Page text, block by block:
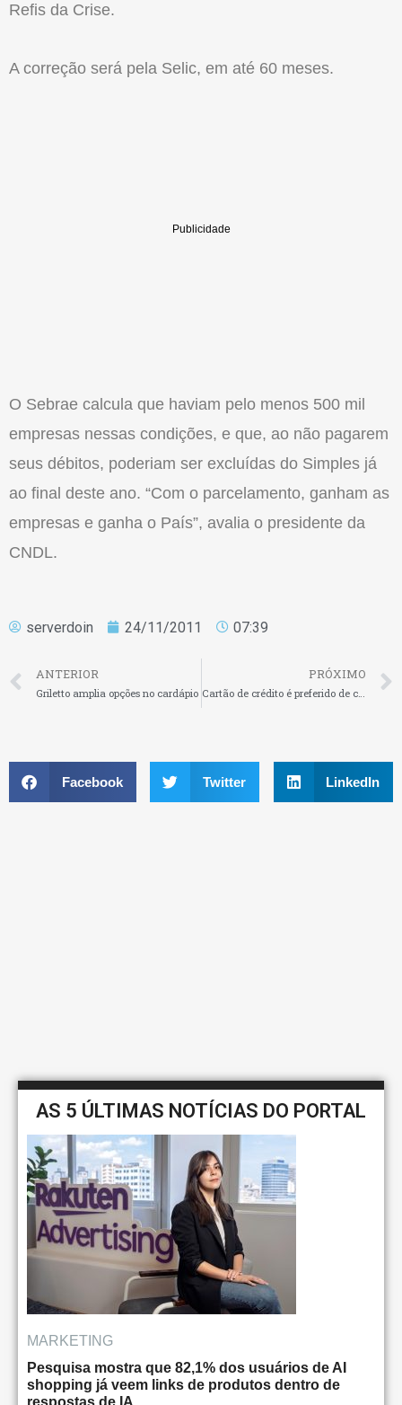
Refis da Crise.
A correção será pela Selic, em até 60 meses.
O Sebrae calcula que haviam pelo menos 500 mil
empresas nessas condições, e que, ao não pagarem
seus débitos, poderiam ser excluídas do Simples já
ao final deste ano. “Com o parcelamento, ganham as
empresas e ganha o País”, avalia o presidente da
CNDL.
serverdoin 24/11/2011 07:39
ANTERIOR
Griletto amplia opções no cardápio
PRÓXIMO
Cartão de crédito é preferido de classes C,D e E, segundo BC
Facebook Twitter LinkedIn
AS 5 ÚLTIMAS NOTÍCIAS DO PORTAL
MARKETING
Pesquisa mostra que 82,1% dos usuários de AI
shopping já veem links de produtos dentro de
respostas de IA